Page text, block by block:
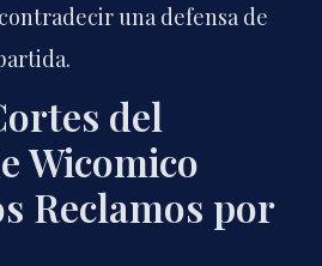
una defensa de
del
Wicomico
Reclamos por